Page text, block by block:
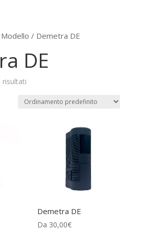
/ Demetra DE
DE
risultati
Demetra DE
Da 30,00€